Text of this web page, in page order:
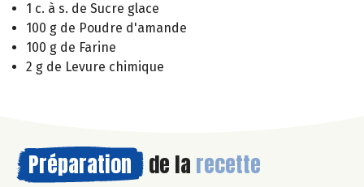
1 c. à s. de Sucre glace
100 g de Poudre d'amande
100 g de Farine
2 g de Levure chimique
Préparation de la recette